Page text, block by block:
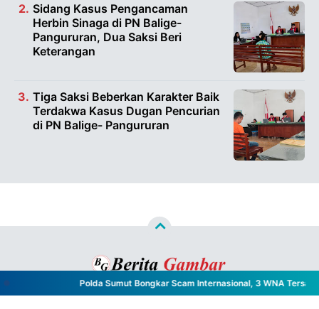
Sidang Kasus Pengancaman
Herbin Sinaga di PN Balige-
Pangururan, Dua Saksi Beri
Keterangan
Tiga Saksi Beberkan Karakter Baik
Terdakwa Kasus Dugan Pencurian
di PN Balige- Pangururan
Polda Sumut Bongkar Scam Internasional, 3 WNA
Copyright ©2026Berita Gambar™- All Rights Reserved
Designed byNghustle